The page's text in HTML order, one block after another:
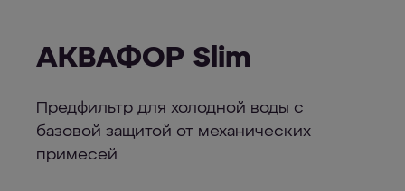
АКВАФОР Slim
Предфильтр для холодной воды с
базовой защитой от механических
примесей